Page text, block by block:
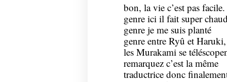
bon, la vie c’est pas facile.
genre ici il fait super
genre je me suis planté
genre entre Ryû et Haruki,
les Murakami se
remarquez c’est la même
traductrice donc